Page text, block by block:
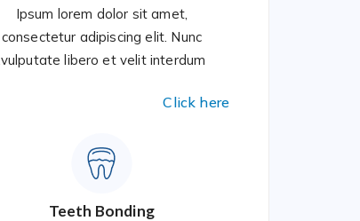
Ipsum lorem dolor sit amet,
consectetur adipiscing elit. Nunc
vulputate libero et velit interdum.
Click here
Teeth Bonding